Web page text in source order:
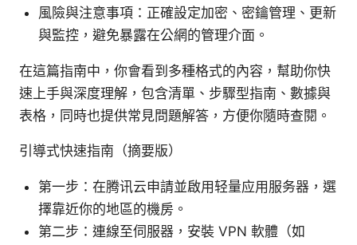
風險與注意事項：正確設定加密、密鑰管理、更新
與監控，避免暴露在公網的管理介面。
在這篇指南中，你會看到多種格式的內容，幫助你快
速上手與深度理解，包含清單、步驟型指南、數據與
表格，同時也提供常見問題解答，方便你隨時查閱。
引導式快速指南（摘要版）
第一步：在腾讯云申請並啟用轻量应用服务器，選
擇靠近你的地區的機房。
第二步：連線至伺服器，安裝 VPN 軟體（如